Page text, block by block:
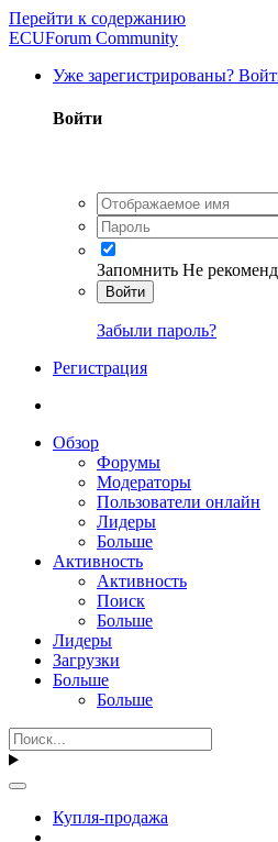
Перейти к содержанию
ECUForum Community
Уже зарегистрированы?
Войти
Запомнить Не
Войти
Забыли пароль?
Регистрация
Обзор
Форумы
Модераторы
Пользователи онлайн
Лидеры
Больше
Активность
Активность
Поиск
Больше
Лидеры
Загрузки
Больше
Больше
Купля-продажа